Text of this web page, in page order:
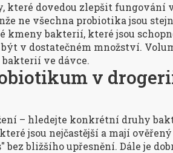
které dovedou zlepšit fungování
ne všechna probiotika jsou
kmeny bakterií, které jsou
v dostatečném množství.
ve dávce.
v
– hledejte konkrétní druhy
jsou nejčastější a mají
bez bližšího upřesnění. Dále je